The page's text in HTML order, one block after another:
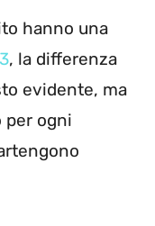
hanno una
, la differenza
evidente, ma
per ogni